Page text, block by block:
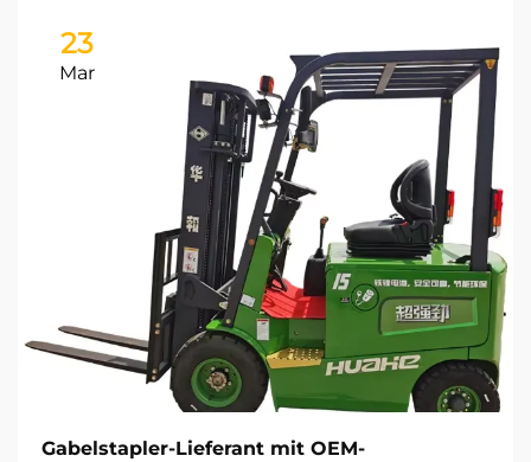
23
Mar
Gabelstapler-Lieferant mit OEM-